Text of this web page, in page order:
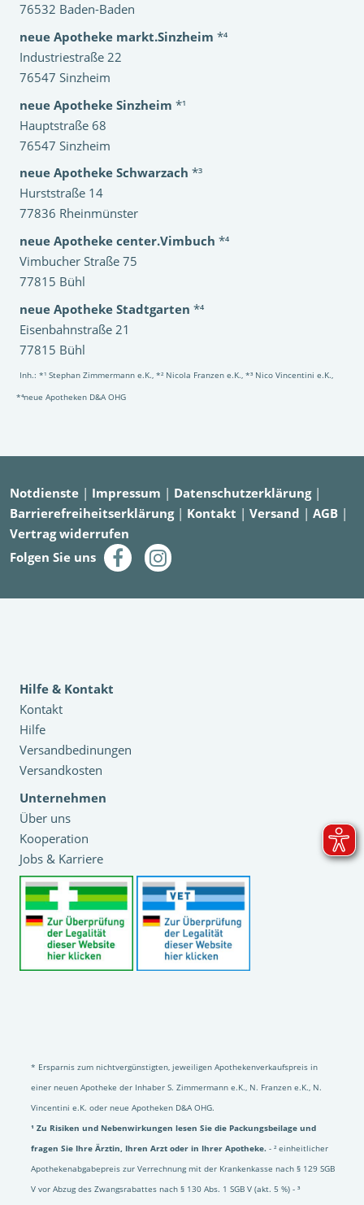
76532 Baden-Baden
neue Apotheke markt.Sinzheim *⁴
Industriestraße 22
76547 Sinzheim
neue Apotheke Sinzheim *¹
Hauptstraße 68
76547 Sinzheim
neue Apotheke Schwarzach *³
Hurststraße 14
77836 Rheinmünster
neue Apotheke center.Vimbuch *⁴
Vimbucher Straße 75
77815 Bühl
neue Apotheke Stadtgarten *⁴
Eisenbahnstraße 21
77815 Bühl
Inh.: *¹ Stephan Zimmermann e.K., *² Nicola Franzen e.K., *³ Nico Vincentini e.K.,
*⁴neue Apotheken D&A OHG
Notdienste | Impressum | Datenschutzerklärung|
Barrierefreiheitserklärung| Kontakt | Versand | AGB |
Vertrag widerrufen
Folgen Sie uns
Hilfe & Kontakt
Kontakt
Hilfe
Versandbedinungen
Versandkosten
Unternehmen
Über uns
Kooperation
Jobs & Karriere
* Ersparnis zum nichtvergünstigten, jeweiligen Apothekenverkaufspreis in
einer neuen Apotheke der Inhaber S. Zimmermann e.K., N. Franzen e.K., N.
Vincentini e.K. oder neue Apotheken D&A OHG.
¹ Zu Risiken und Nebenwirkungen lesen Sie die Packungsbeilage und
fragen Sie Ihre Ärztin, Ihren Arzt oder in Ihrer Apotheke. - ² einheitlicher
Apothekenabgabepreis zur Verrechnung mit der Krankenkasse nach § 129 SGB
V vor Abzug des Zwangsrabattes nach § 130 Abs. 1 SGB V (akt. 5 %) - ³